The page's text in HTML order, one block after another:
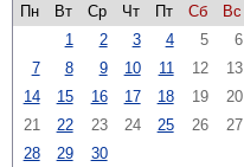
Пн
Вт Ср Чт Пт Сб
Вс
1
2 3 4 5
6
7
8 9 10 11 12
13
14
15 16 17 18 19
20
21
22 23 24 25 26
27
28
29 30